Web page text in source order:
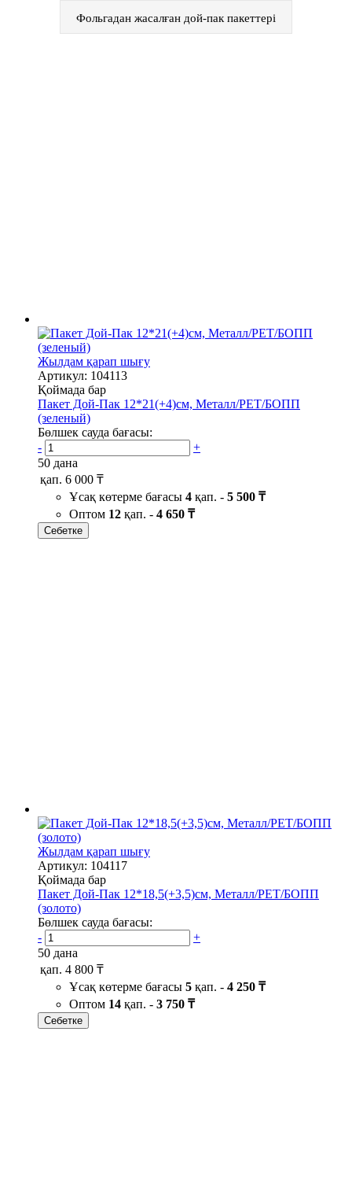
Фольгадан жасалған дой-пак пакеттері
Жылдам қарап шығу
Артикул: 104113
Қоймада бар
Пакет Дой-Пак 12*21(+4)см, Металл/PET/БОПП
(зеленый)
Бөлшек сауда бағасы:
-
+
50 дана
қап. 6 000 ₸
Ұсақ көтерме бағасы 4 қап. - 5 500 ₸
Оптом 12 қап. - 4 650 ₸
Себетке
Жылдам қарап шығу
Артикул: 104117
Қоймада бар
Пакет Дой-Пак 12*18,5(+3,5)см, Металл/PET/БОПП
(золото)
Бөлшек сауда бағасы:
-
+
50 дана
қап. 4 800 ₸
Ұсақ көтерме бағасы 5 қап. - 4 250 ₸
Оптом 14 қап. - 3 750 ₸
Себетке